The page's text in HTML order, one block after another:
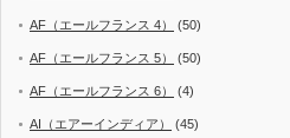
AF（エールフランス 4） (50)
AF（エールフランス 5） (50)
AF（エールフランス 6） (4)
AI（エアーインディア） (45)